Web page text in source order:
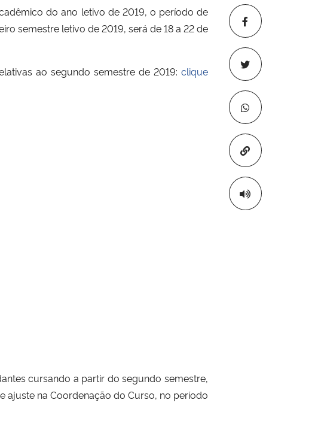
Copiar para
do ano letivo de 2019, o período de
semestre letivo de 2019, será de 18 a 22 de
ao segundo semestre de 2019: clique
cursando a partir do segundo semestre,
ajuste na Coordenação do Curso, no período